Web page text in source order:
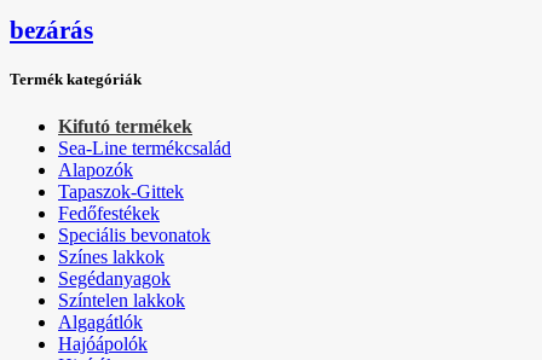
bezárás
Termék kategóriák
Kifutó termékek
Sea-Line termékcsalád
Alapozók
Tapaszok-Gittek
Fedőfestékek
Speciális bevonatok
Színes lakkok
Segédanyagok
Színtelen lakkok
Algagátlók
Hajóápolók